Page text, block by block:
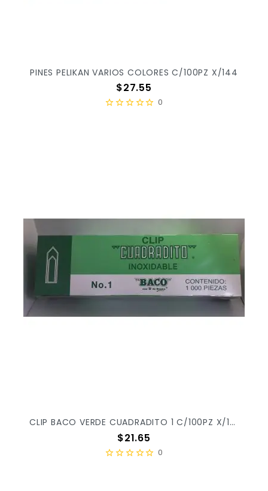
PINES PELIKAN VARIOS COLORES C/100PZ X/144
Precio
$27.55
0
CLIP BACO VERDE CUADRADITO 1 C/100PZ X/100
Precio
$21.65
0